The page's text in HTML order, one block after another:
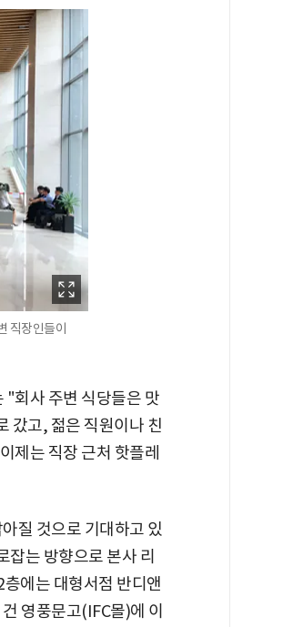
직장인들이
"회사 주변 식당들은 맛
갔고, 젊은 직원이나 친
제는 직장 근처 핫플레
질 것으로 기대하고 있
잡는 방향으로 본사 리
에는 대형서점 반디앤
영풍문고(IFC몰)에 이